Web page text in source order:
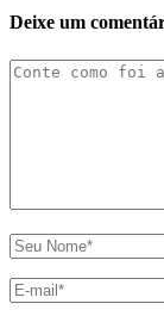
Deixe um